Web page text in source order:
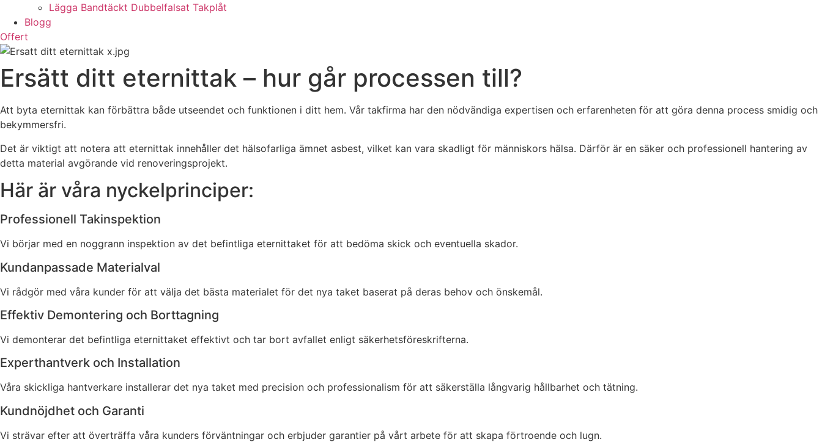
Lägga Bandtäckt Dubbelfalsat Takplåt
Blogg
Offert
Ersätt ditt eternittak – hur går processen till?
Att byta eternittak kan förbättra både utseendet och funktionen i ditt hem. Vår takfirma har den nödvändiga expertisen och erfarenheten för att göra denna process smidig och
bekymmersfri.
Det är viktigt att notera att eternittak innehåller det hälsofarliga ämnet asbest, vilket kan vara skadligt för människors hälsa. Därför är en säker och professionell hantering av
detta material avgörande vid renoveringsprojekt.
Här är våra nyckelprinciper:
Professionell Takinspektion
Vi börjar med en noggrann inspektion av det befintliga eternittaket för att bedöma skick och eventuella skador.
Kundanpassade Materialval
Vi rådgör med våra kunder för att välja det bästa materialet för det nya taket baserat på deras behov och önskemål.
Effektiv Demontering och Borttagning
Vi demonterar det befintliga eternittaket effektivt och tar bort avfallet enligt säkerhetsföreskrifterna.
Experthantverk och Installation
Våra skickliga hantverkare installerar det nya taket med precision och professionalism för att säkerställa långvarig hållbarhet och tätning.
Kundnöjdhet och Garanti
Vi strävar efter att överträffa våra kunders förväntningar och erbjuder garantier på vårt arbete för att skapa förtroende och lugn.